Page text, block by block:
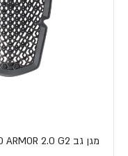
מגן גב PRO ARMOR 2.0 G2 מבית DAINESE